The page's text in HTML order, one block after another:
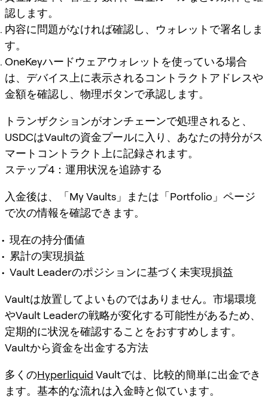
認します。
内容に問題がなければ確認し、ウォレットで署名しま
す。
OneKeyハードウェアウォレットを使っている場合
は、デバイス上に表示されるコントラクトアドレスや
金額を確認し、物理ボタンで承認します。
トランザクションがオンチェーンで処理されると、
USDCはVaultの資金プールに入り、あなたの持分がス
マートコントラクト上に記録されます。
ステップ4：運用状況を追跡する
入金後は、「My Vaults」または「Portfolio」ページ
で次の情報を確認できます。
現在の持分価値
累計の実現損益
Vault Leaderのポジションに基づく未実現損益
Vaultは放置してよいものではありません。市場環境
やVault Leaderの戦略が変化する可能性があるため、
定期的に状況を確認することをおすすめします。
Vaultから資金を出金する方法
多くのHyperliquid Vaultでは、比較的簡単に出金でき
ます。基本的な流れは入金時と似ています。